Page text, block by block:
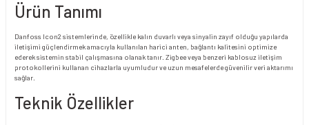
Ürün Tanımı
Danfoss Icon2 sistemlerinde, özellikle kalın duvarlı veya sinyalin zayıf olduğu yapılarda
iletişimi güçlendirmek amacıyla kullanılan harici anten, bağlantı kalitesini optimize
ederek sistemin stabil çalışmasına olanak tanır. Zigbee veya benzeri kablosuz iletişim
protokollerini kullanan cihazlarla uyumludur ve uzun mesafelerde güvenilir veri aktarımı
sağlar.
Teknik Özellikler